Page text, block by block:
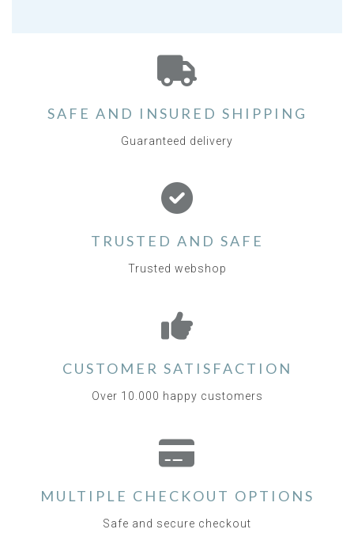
SAFE AND INSURED SHIPPING
Guaranteed delivery
TRUSTED AND SAFE
Trusted webshop
CUSTOMER SATISFACTION
Over 10.000 happy customers
MULTIPLE CHECKOUT OPTIONS
Safe and secure checkout